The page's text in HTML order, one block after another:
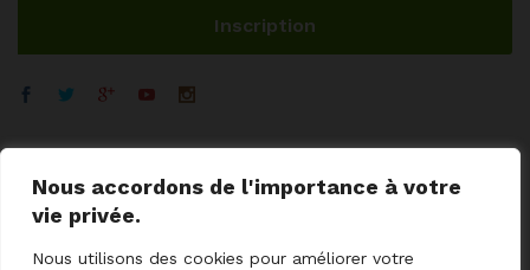
Nous accordons de l'importance à votre
vie privée.
Nous utilisons des cookies pour améliorer votre